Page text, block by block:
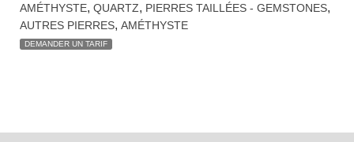
AMÉTHYSTE, QUARTZ, PIERRES TAILLÉES - GEMSTONES,
AUTRES PIERRES, AMÉTHYSTE
DEMANDER UN TARIF